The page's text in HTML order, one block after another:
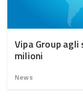
Vipa Group
milioni
News